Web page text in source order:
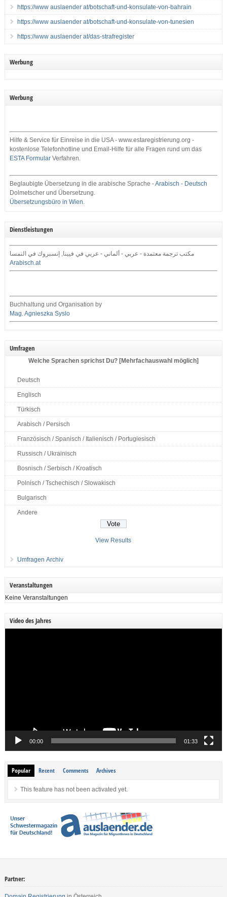
https://www auslaender at/botschaft-und-konsulate-von-bahrain
https://www auslaender at/botschaft-und-konsulate-von-tunesien
https://www auslaender at/das-strafregister
Werbung
Werbung
Hilfe & Service für Einreise in die USA - www.estaregistrierung.org -
kostenlose Telefonhotline und Email-Hilfe für alle Fragen rund um das
ESTA FormularVerfahren.
Beglaubigte Übersetzung in die arabische Sprache -Arabisch - Deutsch
Dolmetscher und Übersetzung.
Übersetzungsbüro in Wien.
Dienstleistungen
مكتب ترجمة معتمدة - عربي - ألماني - عربي في فيينا, إنسبروك في النمسا
Arabisch.at
Buchhaltung und Organisation by
Mag. Agnieszka Syslo
Umfragen
Welche Sprachen sprichst Du? [Mehrfachauswahl möglich]
Deutsch
Englisch
Türkisch
Arabisch / Persisch
Französisch / Spanisch / Italienisch / Portugiesisch
Russisch / Ukrainisch
Bosnisch / Serbisch / Kroatisch
Polnisch / Tschechisch / Slowakisch
Bulgarisch
Andere
View Results
Umfragen Archiv
Veranstaltungen
Keine Veranstaltungen
Video des Jahres
00:00 01:33
Popular Recent Comments Archives
This feature has not been activated yet.
Partner: